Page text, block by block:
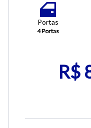
Portas
4 Portas
R$